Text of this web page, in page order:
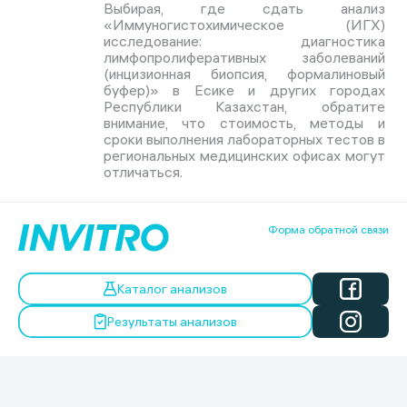
Выбирая, где сдать анализ
«Иммуногистохимическое (ИГХ)
исследование: диагностика
лимфопролиферативных заболеваний
(инцизионная биопсия, формалиновый
буфер)» в Есике и других городах
Республики Казахстан, обратите
внимание, что стоимость, методы и
сроки выполнения лабораторных тестов в
региональных медицинских офисах могут
отличаться.
Форма обратной связи
Каталог анализов
Результаты анализов